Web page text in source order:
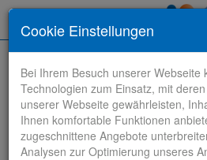
Stelle
Cookie Einstellungen
Bei Ihrem Besuch unserer Webseite
Technologien zum Einsatz, mit
unserer Webseite gewährleisten,
Ihnen komfortable Funktionen
zugeschnittene Angebote
Analysen zur Optimierung unseres